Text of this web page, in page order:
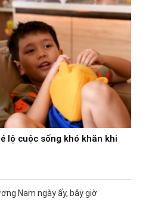
lộ cuộc sống khó khăn khi
Nam ngày ấy, bây giờ